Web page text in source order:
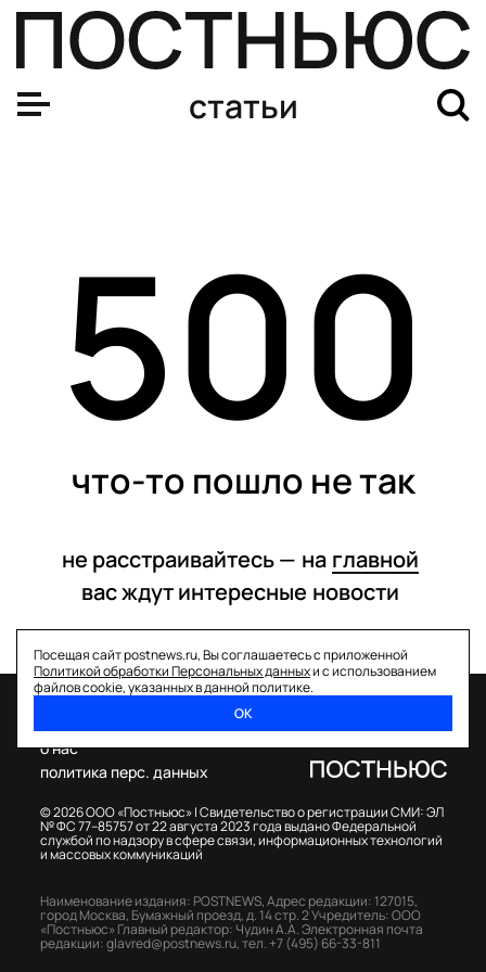
статьи
500
что-то пошло не так
не расстраивайтесь — на главной
вас ждут интересные новости
Посещая сайт postnews.ru, Вы соглашаетесь с приложенной
Политикой обработки Персональных данныхи с использованием
файлов cookie, указанных в данной политике.
ОК
© 2026 ООО «Постньюс» |Свидетельство о регистрации СМИ: ЭЛ
№ ФС 77–85757 от 22 августа 2023 года выдано Федеральной
службой по надзору в сфере связи, информационных технологий
и массовых коммуникаций
о нас
политика перс. данных
Наименование издания: POSTNEWS,Адрес редакции: 127015,
город Москва, Бумажный проезд, д. 14 стр. 2Учредитель: ООО
«Постньюс» Главный редактор: Чудин А.А.Электронная почта
редакции:glavred@postnews.ru,тел. +7 (495) 66-33-811